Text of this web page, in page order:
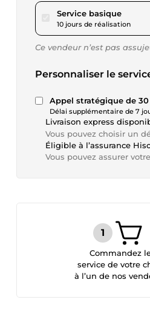
Service basiquepour
10 jours de réalisation
Ce vendeur n’est pas
Personnaliser le
Appel stratégique de
Délai supplémentaire de 7
Livraison express
Vous pouvez choisir un
Éligible à l’assurance
Vous pouvez assurer
Commandez
service de votre
à l’un de nos